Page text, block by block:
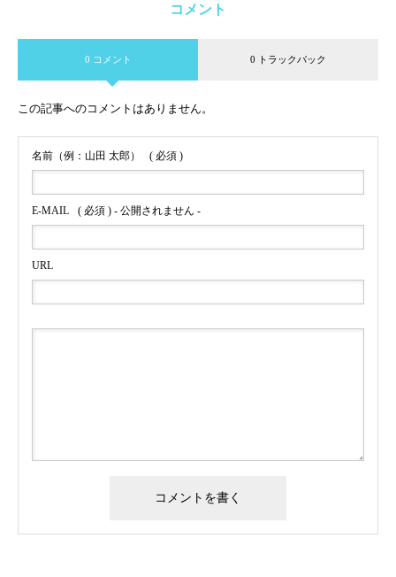
コメント
0 コメント 0 トラックバック
この記事へのコメントはありません。
名前（例：山田 太郎） ( 必須 )
E-MAIL ( 必須 ) - 公開されません -
URL